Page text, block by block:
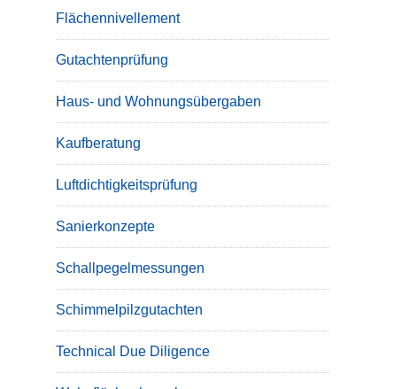
Flächennivellement
Gutachtenprüfung
Haus- und Wohnungsübergaben
Kaufberatung
Luftdichtigkeitsprüfung
Sanierkonzepte
Schallpegelmessungen
Schimmelpilzgutachten
Technical Due Diligence